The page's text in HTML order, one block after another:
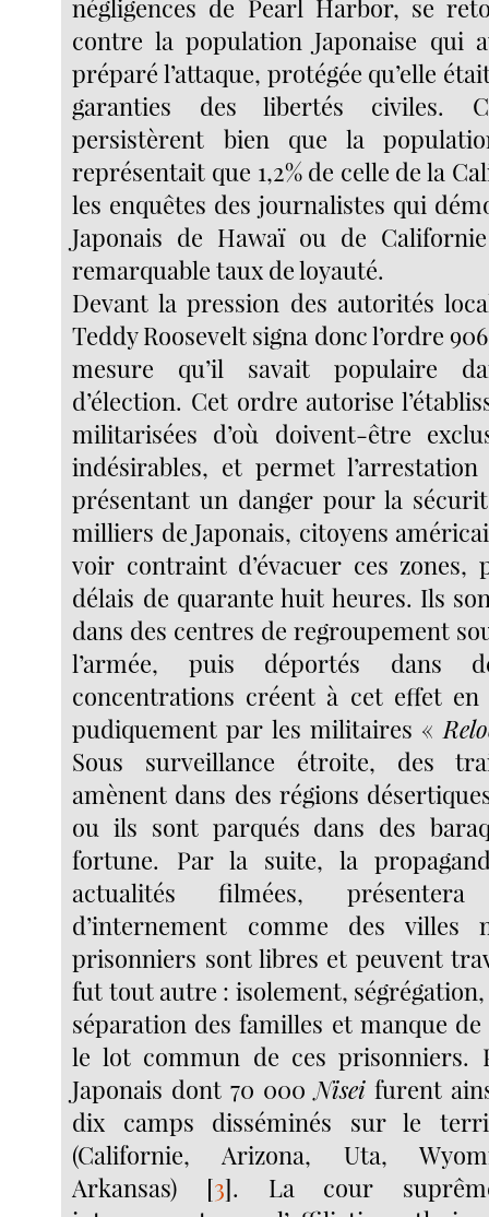
négligences de Pearl Harbor, se
contre la population Japonaise qui
préparé l’attaque, protégée qu’elle
garanties des libertés civiles.
persistèrent bien que la
représentait que 1,2% de celle de la
les enquêtes des journalistes qui
Japonais de Hawaï ou de
remarquable taux de loyauté.
Devant la pression des autorités
Teddy Roosevelt signa donc l’ordre
mesure qu’il savait populaire
d’élection. Cet ordre autorise
militarisées d’où doivent-être
indésirables, et permet
présentant un danger pour la
milliers de Japonais, citoyens
voir contraint d’évacuer ces zones,
délais de quarante huit heures. Ils
dans des centres de regroupement
l’armée, puis déportés dans
concentrations créent à cet effet en
pudiquement par les militaires «
Sous surveillance étroite, des
amènent dans des régions
ou ils sont parqués dans des
fortune. Par la suite, la
actualités filmées,
d’internement comme des villes
prisonniers sont libres et peuvent
fut tout autre : isolement,
séparation des familles et manque
le lot commun de ces prisonniers.
Japonais dont 70 000Nisei furent
dix camps disséminés sur le
(Californie, Arizona, Uta,
Arkansas) [3]. La cour